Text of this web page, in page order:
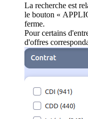
La recherche est
le bouton «
ferme.
Pour certains
d'offres